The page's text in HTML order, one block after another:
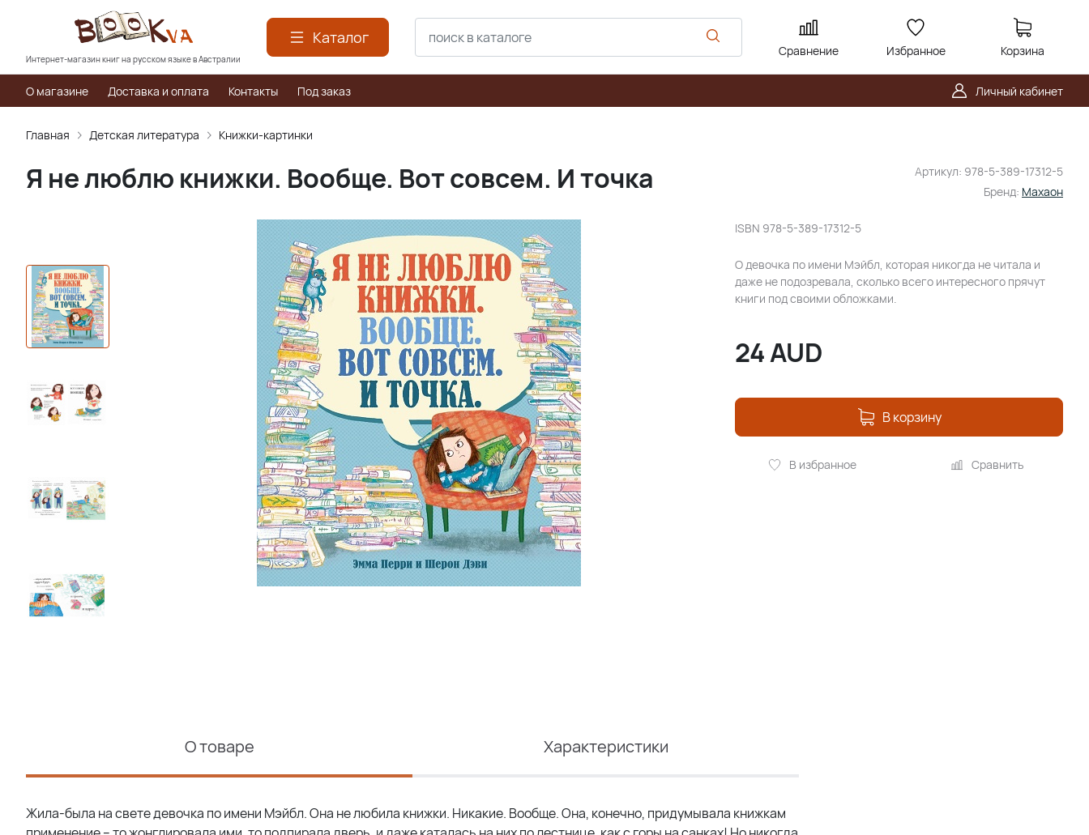
Интернет-магазин книг на русском языке в Австралии
Каталог
Сравнение Избранное Корзина
О магазине Доставка и оплата Контакты Под заказ Личный кабинет
Главная Детская литература Книжки-картинки
Артикул: 978-5-389-17312-5
Бренд: Махаон
Я не люблю книжки. Вообще. Вот совсем. И точка
ISBN 978-5-389-17312-5
О девочка по имени Мэйбл, которая никогда не читала и
даже не подозревала, сколько всего интересного прячут
книги под своими обложками.
24AUD
В корзину
В избранное Сравнить
О товаре Характеристики
Жила-была на свете девочка по имени Мэйбл. Она не любила книжки. Никакие. Вообще. Она, конечно, придумывала книжкам